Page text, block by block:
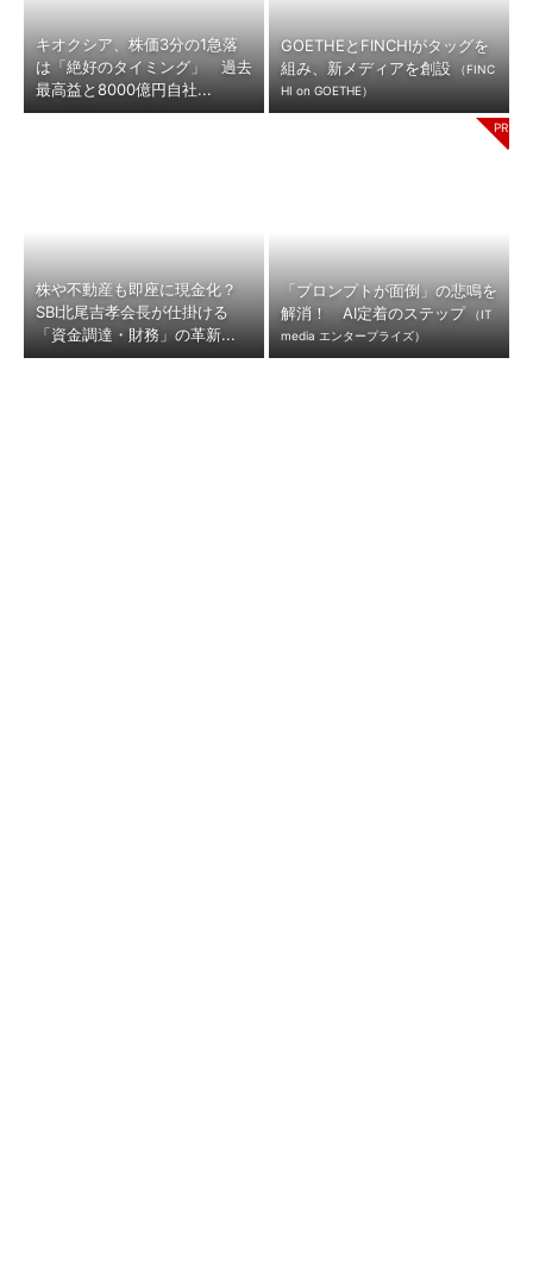
キオクシア、株価3分の1急落
は「絶好のタイミング」 過去
最高益と8000億円自社...
GOETHEとFINCHIがタッグを
組み、新メディアを創設
（FINC
HI on GOETHE）
株や不動産も即座に現金化？
SBI北尾吉孝会長が仕掛ける
「資金調達・財務」の革新...
「プロンプトが面倒」の悲鳴を
解消！ AI定着のステップ
（IT
media エンタープライズ）